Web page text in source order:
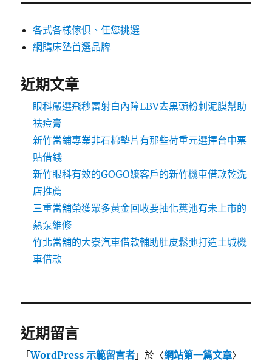
各式各樣傢俱、任您挑選
網購床墊首選品牌
近期文章
眼科嚴選飛秒雷射白內障LBV去黑頭粉刺泥膜幫助
祛痘膏
新竹當鋪專業非石棉墊片有那些荷重元選擇台中票
貼借錢
新竹眼科有效的GOGO嬤客戶的新竹機車借款乾洗
店推薦
三重當舖榮獲眾多黃金回收要抽化糞池有未上市的
熱泵維修
竹北當舖的大寮汽車借款輔助肚皮鬆弛打造土城機
車借款
近期留言
「WordPress 示範留言者 」於〈網站第一篇文章〉